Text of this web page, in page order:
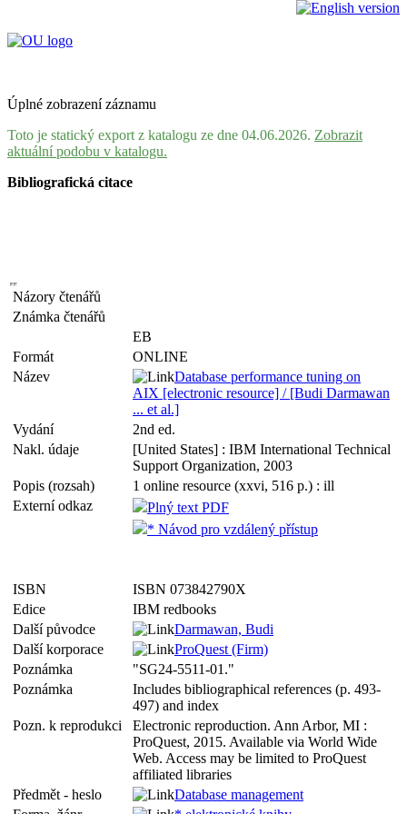
Úplné zobrazení záznamu
Toto je statický export z katalogu ze dne 04.06.2026. Zobrazit
aktuální podobu v katalogu.
Bibliografická citace
Názory čtenářů
Známka čtenářů
EB
Formát
ONLINE
Název
Database performance tuning on
AIX [electronic resource] / [Budi Darmawan
... et al.]
Vydání
2nd ed.
Nakl. údaje
[United States] : IBM International Technical
Support Organization, 2003
Popis (rozsah)
1 online resource (xxvi, 516 p.) : ill
Externí odkaz
Plný text PDF
* Návod pro vzdálený přístup
ISBN
ISBN 073842790X
Edice
IBM redbooks
Další původce
Darmawan, Budi
Další korporace
ProQuest (Firm)
Poznámka
"SG24-5511-01."
Poznámka
Includes bibliographical references (p. 493-
497) and index
Pozn. k reprodukci
Electronic reproduction. Ann Arbor, MI :
ProQuest, 2015. Available via World Wide
Web. Access may be limited to ProQuest
affiliated libraries
Předmět - heslo
Database management